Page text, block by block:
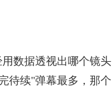
数据透视出哪个镜头
待续"弹幕最多，那个